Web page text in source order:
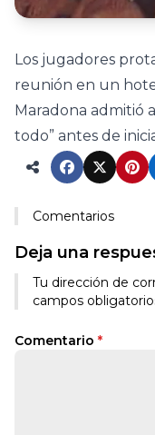
Los jugadores
reunión en un
Maradona admitió
todo” antes de
Comentarios
Deja una
Tu dirección de
campos
Comentario *